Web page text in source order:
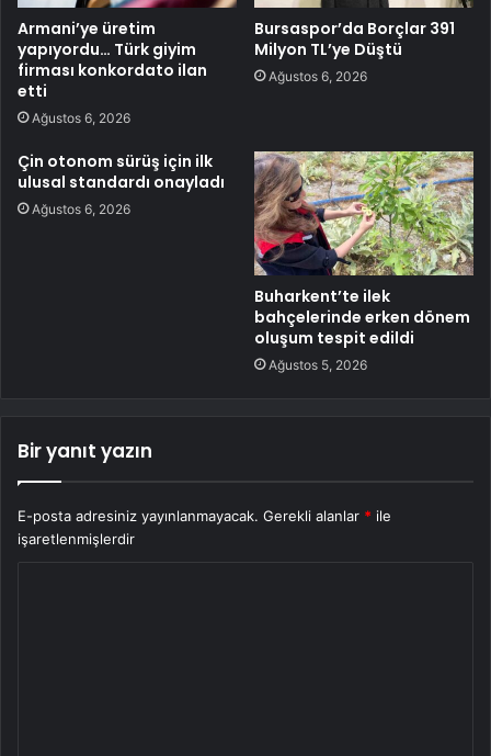
Armani’ye üretim
yapıyordu… Türk giyim
firması konkordato ilan
etti
Ağustos 6, 2026
Bursaspor’da Borçlar 391
Milyon TL’ye Düştü
Ağustos 6, 2026
Çin otonom sürüş için ilk
ulusal standardı onayladı
Ağustos 6, 2026
Buharkent’te ilek
bahçelerinde erken dönem
oluşum tespit edildi
Ağustos 5, 2026
Bir yanıt yazın
E-posta adresiniz yayınlanmayacak. Gerekli alanlar * ile
işaretlenmişlerdir